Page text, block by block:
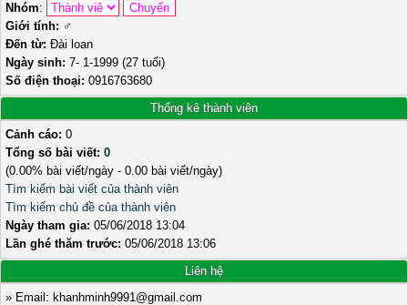
Nhóm:
Giới tính: ♂️
Đến từ: Đài loan
Ngày sinh: 7- 1-1999 (27 tuổi)
Số điện thoại: 0916763680
Thống kê thành viên
Cảnh cáo: 0
Tổng số bài viết: 0
(0.00% bài viết/ngày - 0.00 bài viết/ngày)
Tìm kiếm bài viết của thành viên
Tìm kiếm chủ đề của thành viên
Ngày tham gia: 05/06/2018 13:04
Lần ghé thăm trước: 05/06/2018 13:06
Liên hệ
» Email: khanhminh9991@gmail.com